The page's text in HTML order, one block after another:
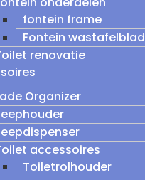
fontein frame
Fontein wastafelblad
renovatie
Organizer
accessoires
Toiletrolhouder